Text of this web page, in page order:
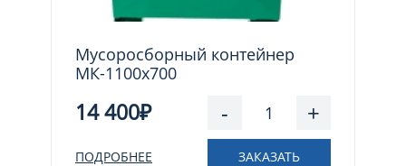
Мусоросборный контейнер
МК-1100х700
14 400₽ - +
ПОДРОБНЕЕ ЗАКАЗАТЬ